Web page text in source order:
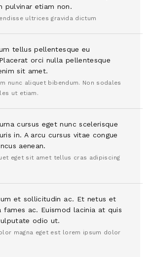
pulvinar etiam non.
ultrices gravida dictum
tellus pellentesque eu
orci nulla pellentesque
sit amet.
nunc aliquet bibendum. Non sodales
ut etiam.
cursus eget nunc scelerisque
in. A arcu cursus vitae congue
aenean.
eget sit amet tellus cras adipiscing
et sollicitudin ac. Et netus et
fames ac. Euismod lacinia at quis
odio ut.
magna eget est lorem ipsum dolor